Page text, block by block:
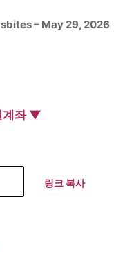
– May 29, 2026
계좌 ▼
링크 복사